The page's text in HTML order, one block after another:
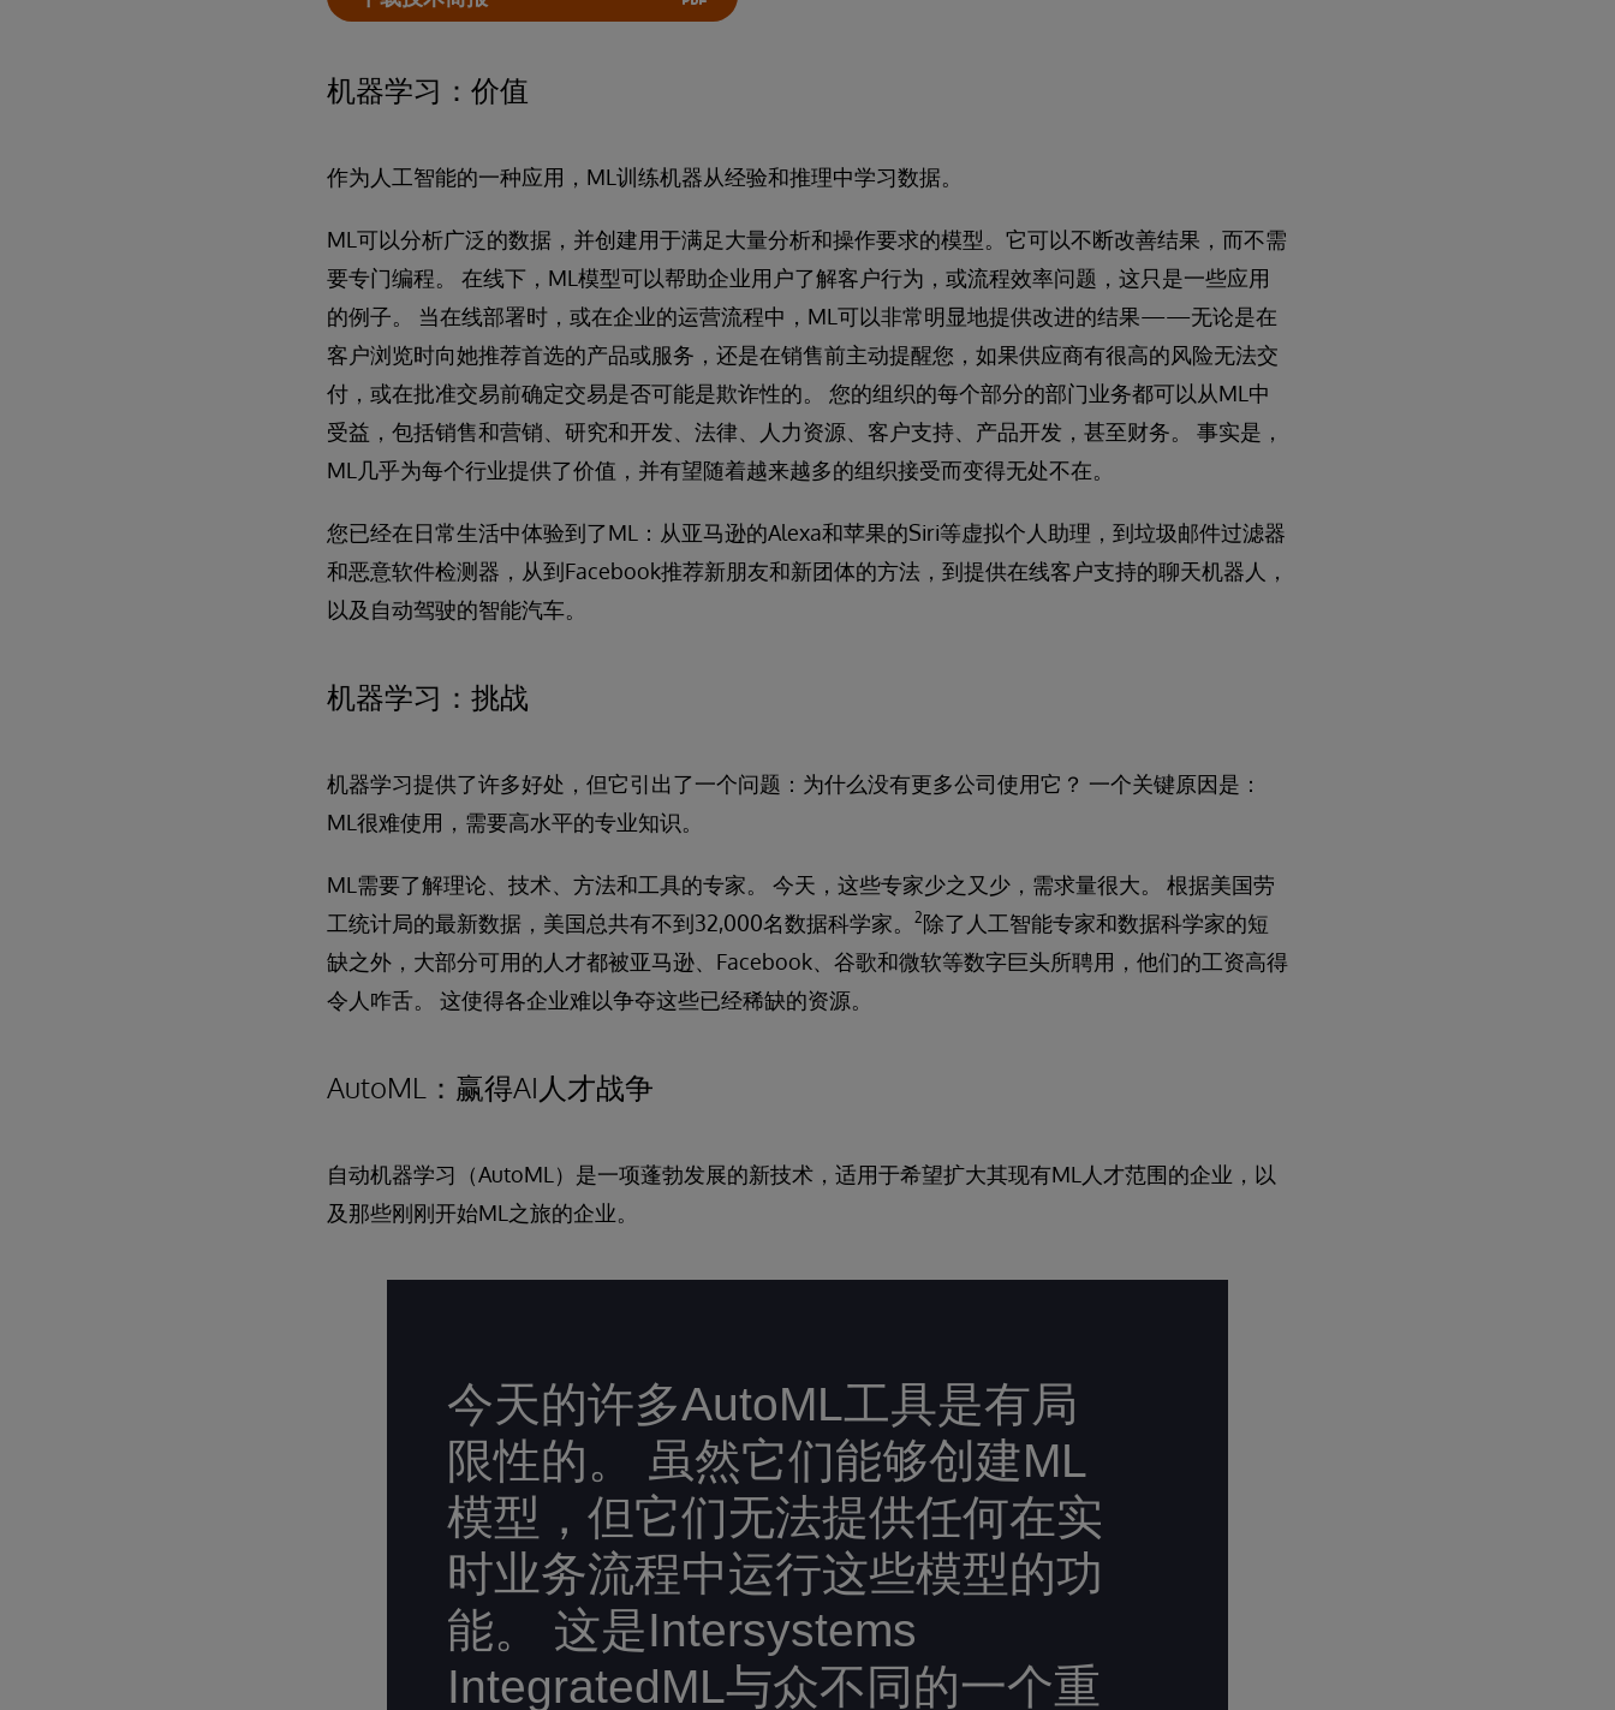
机器学习：价值
作为人工智能的一种应用，ML训练机器从经验和推理中学习数据。
ML可以分析广泛的数据，并创建用于满足大量分析和操作要求的模型。它可以不断改善结果，而不需
要专门编程。 在线下，ML模型可以帮助企业用户了解客户行为，或流程效率问题，这只是一些应用
的例子。 当在线部署时，或在企业的运营流程中，ML可以非常明显地提供改进的结果——无论是在
客户浏览时向她推荐首选的产品或服务，还是在销售前主动提醒您，如果供应商有很高的风险无法交
付，或在批准交易前确定交易是否可能是欺诈性的。 您的组织的每个部分的部门业务都可以从ML中
受益，包括销售和营销、研究和开发、法律、人力资源、客户支持、产品开发，甚至财务。 事实是，
ML几乎为每个行业提供了价值，并有望随着越来越多的组织接受而变得无处不在。
您已经在日常生活中体验到了ML：从亚马逊的Alexa和苹果的Siri等虚拟个人助理，到垃圾邮件过滤器
和恶意软件检测器，从到Facebook推荐新朋友和新团体的方法，到提供在线客户支持的聊天机器人，
以及自动驾驶的智能汽车。
机器学习：挑战
机器学习提供了许多好处，但它引出了一个问题：为什么没有更多公司使用它？ 一个关键原因是：
ML很难使用，需要高水平的专业知识。
ML需要了解理论、技术、方法和工具的专家。 今天，这些专家少之又少，需求量很大。 根据美国劳
工统计局的最新数据，美国总共有不到32,000名数据科学家。
2除了人工智能专家和数据科学家的短
缺之外，大部分可用的人才都被亚马逊、Facebook、谷歌和微软等数字巨头所聘用，他们的工资高得
令人咋舌。 这使得各企业难以争夺这些已经稀缺的资源。
AutoML：赢得AI人才战争
自动机器学习（AutoML）是一项蓬勃发展的新技术，适用于希望扩大其现有ML人才范围的企业，以
及那些刚刚开始ML之旅的企业。
今天的许多AutoML工具是有局
限性的。 虽然它们能够创建ML
模型，但它们无法提供任何在实
时业务流程中运行这些模型的功
能。 这是Intersystems
IntegratedML与众不同的一个重